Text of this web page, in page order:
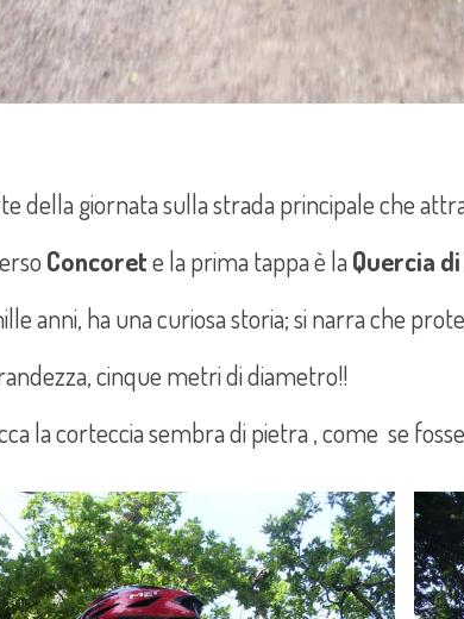
della giornata sulla strada principale che
Concorete la prima tappa è laQuercia
anni, ha una curiosa storia; si narra che
cinque metri di diametro!!
la corteccia sembra di pietra , come se